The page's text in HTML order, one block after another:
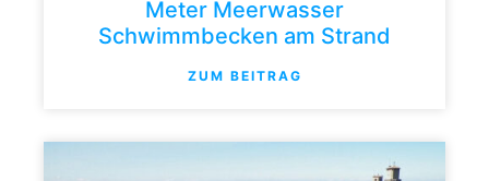
Meter Meerwasser
Schwimmbecken am Strand
ZUM BEITRAG